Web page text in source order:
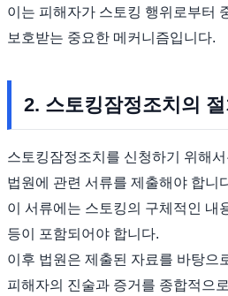
이는 피해자가 스토킹 행위로부터
보호받는 중요한 메커니즘입니다.
2. 스토킹잠정조치의
스토킹잠정조치를 신청하기 위해
법원에 관련 서류를 제출해야 합니
이 서류에는 스토킹의 구체적인 내
등이 포함되어야 합니다.
이후 법원은 제출된 자료를 바탕으
피해자의 진술과 증거를 종합적으